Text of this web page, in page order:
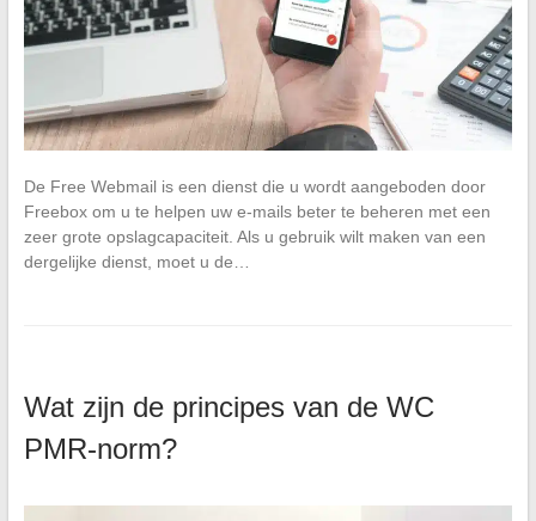
De Free Webmail is een dienst die u wordt aangeboden door
Freebox om u te helpen uw e-mails beter te beheren met een
zeer grote opslagcapaciteit. Als u gebruik wilt maken van een
dergelijke dienst, moet u de…
Wat zijn de principes van de WC
PMR-norm?